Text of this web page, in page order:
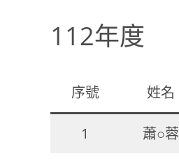
112年度
序號 姓名
1 蕭○蓉